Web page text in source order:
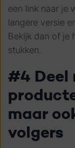
een link naar je
langere versie
Bekijk dan of je
stukken.
#4 Deel
maar
volgers